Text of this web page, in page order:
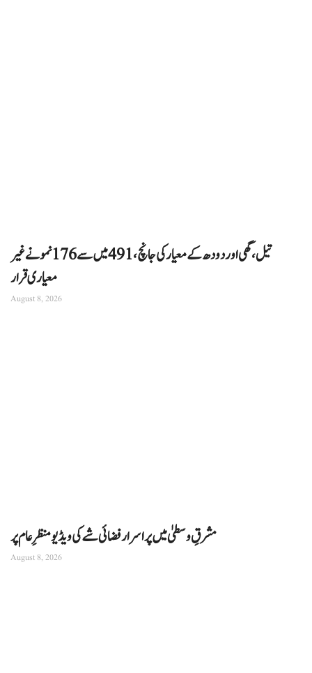
تیل، گھی اور دودھ کے معیار کی جانچ، 491 میں سے 176 نمونے غیر
معیاری قرار
August 8, 2026
مشرقِ وسطیٰ میں پراسرار فضائی شے کی ویڈیو منظرِ عام پر
August 8, 2026